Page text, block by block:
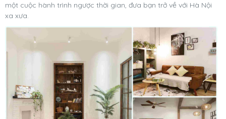
một cuộc hành trình ngược thời gian, đưa bạn trở về với Hà Nội
xa xưa.